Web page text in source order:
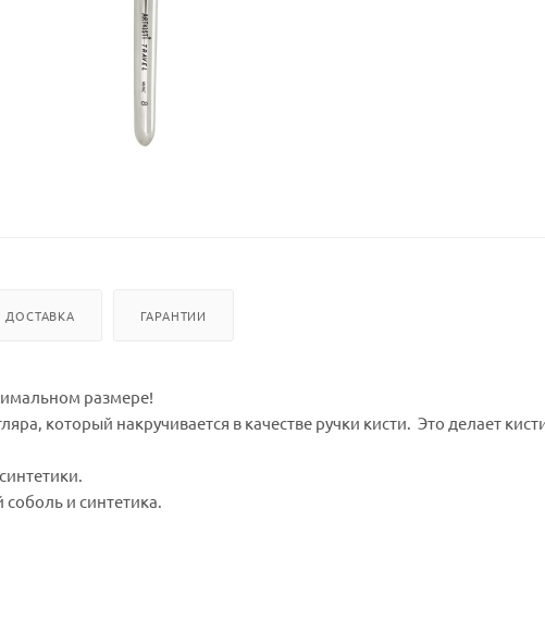
ДОСТАВКА ГАРАНТИИ
размере!
который накручивается в качестве ручки кисти. Это делает
и синтетика.